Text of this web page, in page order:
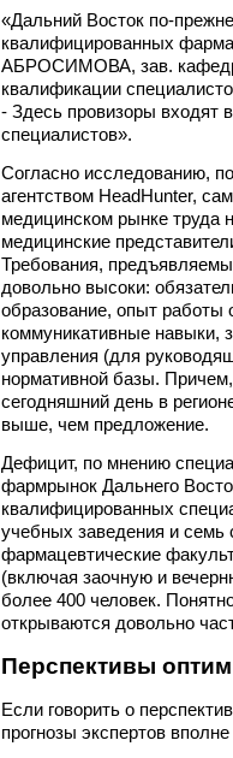
«Дальний Восток по-
квалифицированных
АБРОСИМОВА, зав.
квалификации
- Здесь провизоры входят
специалистов».
Согласно исследованию,
агентством HeadHunter,
медицинском рынке труда
медицинские
Требования,
довольно высоки:
образование, опыт работы
коммуникативные навыки,
управления (для
нормативной базы.
сегодняшний день в
выше, чем предложение.
Дефицит, по мнению
фармрынок Дальнего
квалифицированных
учебных заведения и семь
фармацевтические
(включая заочную и
более 400 человек.
открываются довольно
Перспективы
Если говорить о
прогнозы экспертов